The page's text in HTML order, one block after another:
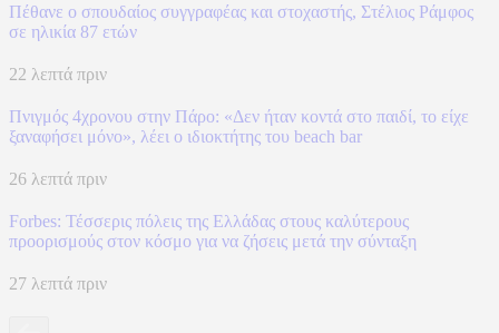
Πέθανε ο σπουδαίος συγγραφέας και στοχαστής, Στέλιος Ράμφος
σε ηλικία 87 ετών
22 λεπτά πριν
Πνιγμός 4χρονου στην Πάρο: «Δεν ήταν κοντά στο παιδί, το είχε
ξαναφήσει μόνο», λέει ο ιδιοκτήτης του beach bar
26 λεπτά πριν
Forbes: Τέσσερις πόλεις της Ελλάδας στους καλύτερους
προορισμούς στον κόσμο για να ζήσεις μετά την σύνταξη
27 λεπτά πριν